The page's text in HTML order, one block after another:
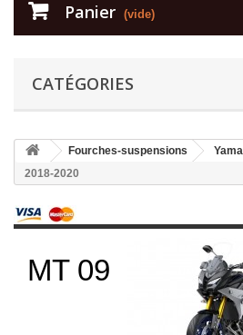
Panier (vide)
CATÉGORIES
Fourches-suspensions
2018-2020
MT 09